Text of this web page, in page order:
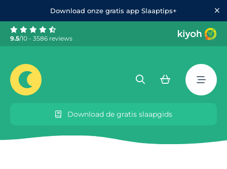
Download onze gratis app Slaaptips+
9.5/10 - 3586 reviews
Download de gratis slaapgids